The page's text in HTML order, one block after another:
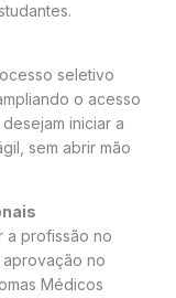
seletivo
o acesso
iniciar a
sem abrir mão
a profissão no
no
Médicos